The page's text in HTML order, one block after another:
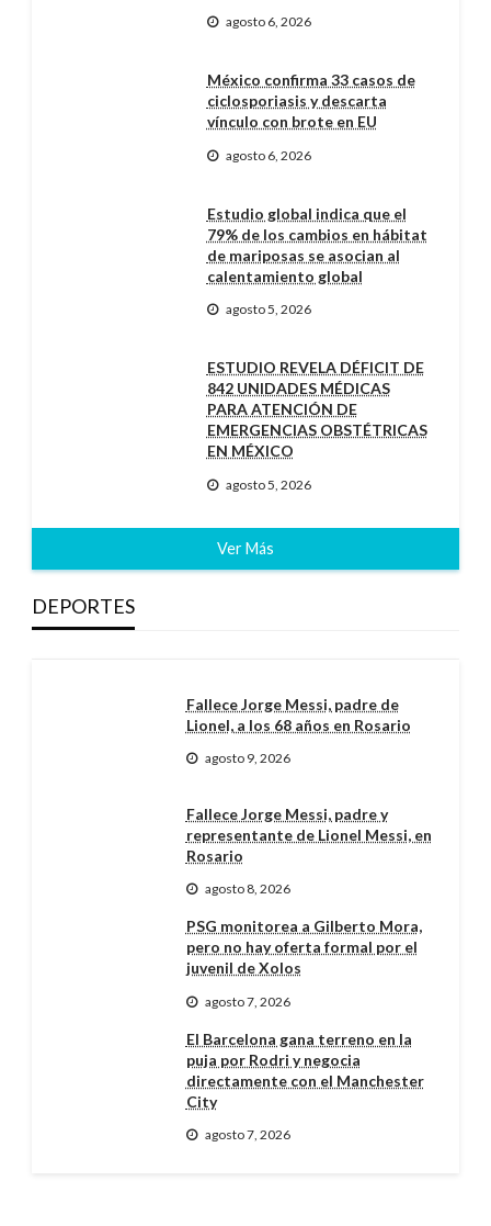
agosto 6, 2026
México confirma 33 casos de
ciclosporiasis y descarta
vínculo con brote en EU
agosto 6, 2026
Estudio global indica que el
79% de los cambios en hábitat
de mariposas se asocian al
calentamiento global
agosto 5, 2026
ESTUDIO REVELA DÉFICIT DE
842 UNIDADES MÉDICAS
PARA ATENCIÓN DE
EMERGENCIAS OBSTÉTRICAS
EN MÉXICO
agosto 5, 2026
Ver Más
DEPORTES
Fallece Jorge Messi, padre de
Lionel, a los 68 años en Rosario
agosto 9, 2026
Fallece Jorge Messi, padre y
representante de Lionel Messi, en
Rosario
agosto 8, 2026
PSG monitorea a Gilberto Mora,
pero no hay oferta formal por el
juvenil de Xolos
agosto 7, 2026
El Barcelona gana terreno en la
puja por Rodri y negocia
directamente con el Manchester
City
agosto 7, 2026